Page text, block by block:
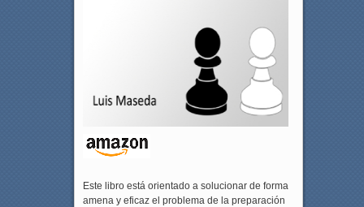
Este libro está orientado a solucionar de forma
amena y eficaz el problema de la preparación